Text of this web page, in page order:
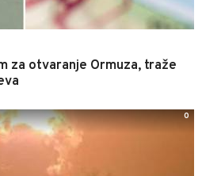
za otvaranje Ormuza, traže
0